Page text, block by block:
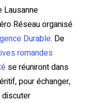
Lausanne
Réseau organisé
Durable. De
romandes
se réuniront dans
pour échanger,